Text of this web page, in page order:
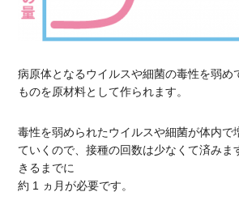
病原体となるウイルスや細菌の毒性を弱め
ものを原材料として作られます。
毒性を弱められたウイルスや細菌が体内で
ていくので、接種の回数は少なくて済みま
きるまでに
約 1 ヵ月が必要です。